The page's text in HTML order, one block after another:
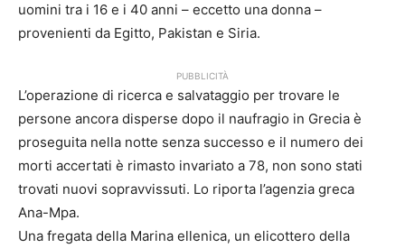
uomini tra i 16 e i 40 anni – eccetto una donna –
provenienti da Egitto, Pakistan e Siria.
PUBBLICITÀ
L’operazione di ricerca e salvataggio per trovare le
persone ancora disperse dopo il naufragio in Grecia è
proseguita nella notte senza successo e il numero dei
morti accertati è rimasto invariato a 78, non sono stati
trovati nuovi sopravvissuti. Lo riporta l’agenzia greca
Ana-Mpa.
Una fregata della Marina ellenica, un elicottero della